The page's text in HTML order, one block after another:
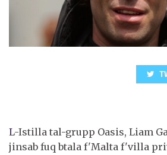
L-Istilla tal-grupp Oasis, Liam
jinsab fuq btala f'Malta f'villa